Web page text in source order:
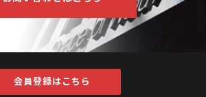
会員登録はこちら